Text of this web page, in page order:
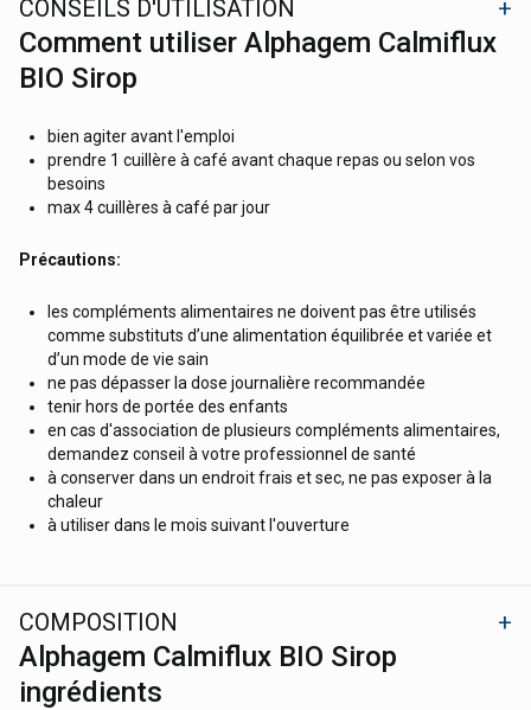
CONSEILS D'UTILISATION
Comment utiliser Alphagem Calmiflux
BIO Sirop
bien agiter avant l'emploi
prendre 1 cuillère à café avant chaque repas ou selon vos
besoins
max 4 cuillères à café par jour
Précautions:
les compléments alimentaires ne doivent pas être utilisés
comme substituts d’une alimentation équilibrée et variée et
d’un mode de vie sain
ne pas dépasser la dose journalière recommandée
tenir hors de portée des enfants
en cas d'association de plusieurs compléments alimentaires,
demandez conseil à votre professionnel de santé
à conserver dans un endroit frais et sec, ne pas exposer à la
chaleur
à utiliser dans le mois suivant l'ouverture
COMPOSITION
Alphagem Calmiflux BIO Sirop
ingrédients